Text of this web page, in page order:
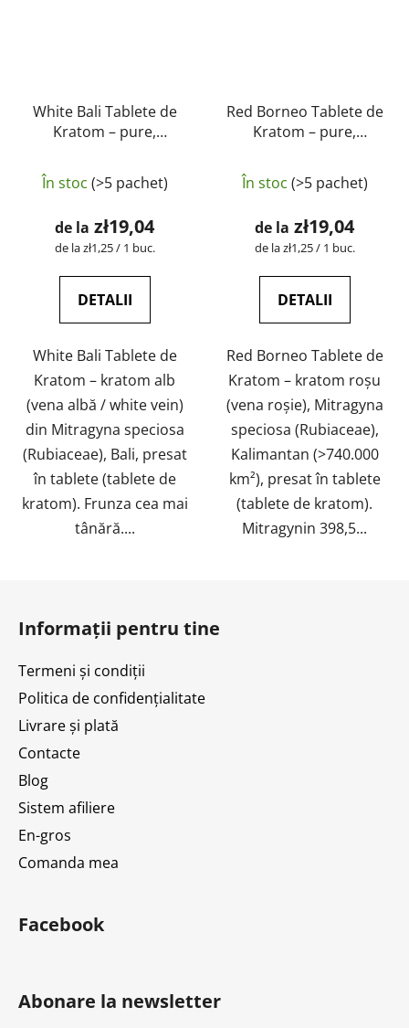
White Bali Tablete de
Kratom – pure,
laborator | GreenGuru
În stoc (>5 pachet)
de la zł19,04
Evaluare
de la zł1,25 / 1 buc.
DETALII
White Bali Tablete de
Kratom – kratom alb
(vena albă / white vein)
din Mitragyna speciosa
(Rubiaceae), Bali, presat
în tablete (tablete de
kratom). Frunza cea mai
tânără....
Red Borneo Tablete de
Kratom – pure,
laborator | GreenGuru
În stoc (>5 pachet)
de la zł19,04
Evaluare
de la zł1,25 / 1 buc.
DETALII
Red Borneo Tablete de
Kratom – kratom roșu
(vena roșie), Mitragyna
speciosa (Rubiaceae),
Kalimantan (>740.000
km²), presat în tablete
(tablete de kratom).
Mitragynin 398,5...
Informații pentru tine
Termeni și condiții
Politica de confidențialitate
Livrare și plată
Contacte
Blog
Sistem afiliere
En-gros
Comanda mea
Facebook
Abonare la newsletter